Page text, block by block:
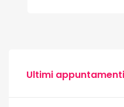
Ultimi appuntamenti